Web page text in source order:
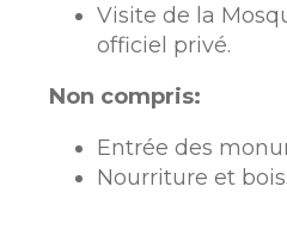
Visite de la
officiel privé.
Non compris:
Entrée des
Nourriture et